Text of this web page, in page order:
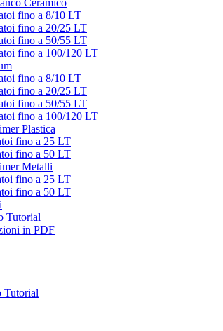
Ceramico
fino a 8/10 LT
fino a 20/25 LT
fino a 50/55 LT
fino a 100/120 LT
fino a 8/10 LT
fino a 20/25 LT
fino a 50/55 LT
fino a 100/120 LT
Plastica
fino a 25 LT
fino a 50 LT
Metalli
fino a 25 LT
fino a 50 LT
Tutorial
in PDF
Tutorial